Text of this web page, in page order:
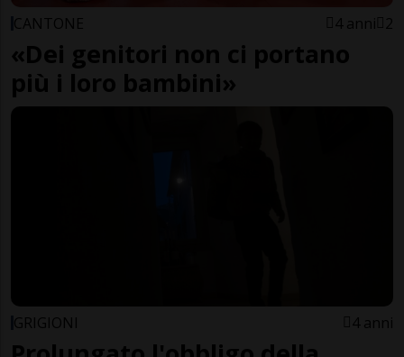
CANTONE 4 anni 2
«Dei genitori non ci portano
più i loro bambini»
GRIGIONI 4 anni